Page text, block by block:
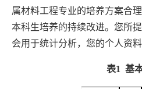
属材料工程专业的培养方案合
本科生培养的持续改进。您所
会用于统计分析，您的个人资
表1 基